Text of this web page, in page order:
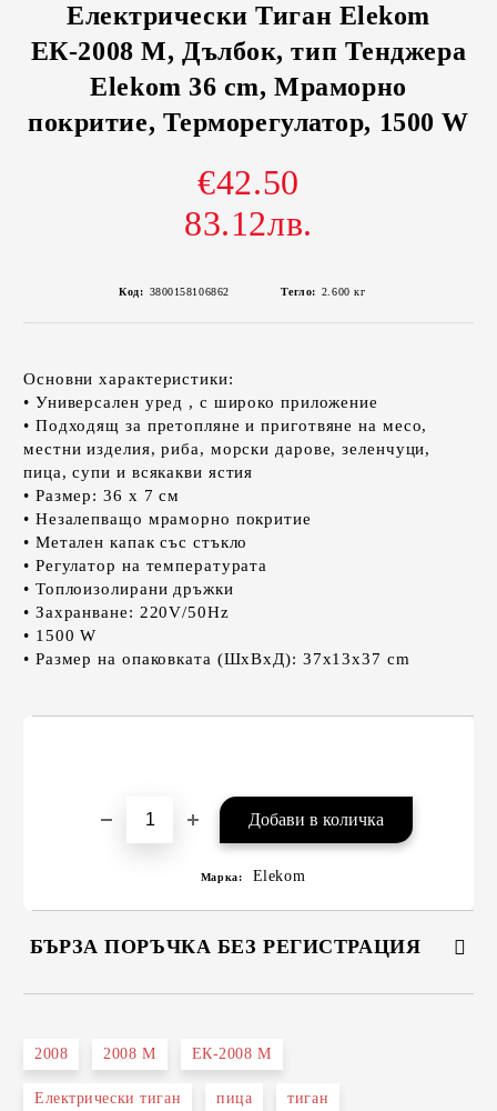
Електрически Тиган Elekom
ЕК-2008 M, Дълбок, тип Тенджера
Elekom 36 cm, Мраморно
покритие, Терморегулатор, 1500 W
€42.50
83.12лв.
Код: 3800158106862 Тегло: 2.600 кг
Основни характеристики:
• Универсален уред , с широко приложение
• Подходящ за претопляне и приготвяне на месо,
местни изделия, риба, морски дарове, зеленчуци,
пица, супи и всякакви ястия
• Размер: 36 x 7 см
• Незалепващо мраморно покритие
• Метален капак със стъкло
• Регулатор на температурата
• Топлоизолирани дръжки
• Захранване: 220V/50Hz
• 1500 W
• Размер на опаковката (ШхВхД): 37x13x37 cm
Марка: Elekom
БЪРЗА ПОРЪЧКА БЕЗ РЕГИСТРАЦИЯ
2008 2008 М ЕК-2008 М
Електрически тиган пица тиган